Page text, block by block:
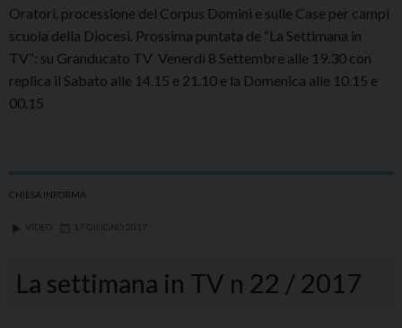
Oratori, processione del Corpus Domini e sulle Case per campi
scuola della Diocesi. Prossima puntata de “La Settimana in
TV”: su Granducato TV Venerdì 8 Settembre alle 19.30 con
replica il Sabato alle 14.15 e 21.10 e la Domenica alle 10.15 e
00.15
CHIESA INFORMA
VIDEO 17 GIUGNO 2017
La settimana in TV n 22 / 2017